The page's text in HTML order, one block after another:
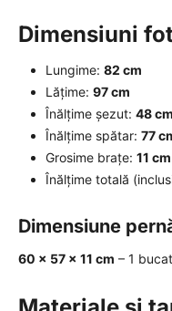
Dimensiuni
Lungime: 82 cm
Lățime: 97 cm
Înălțime șezut: 48 cm
Înălțime spătar: 77
Grosime brațe: 11 cm
Înălțime totală
Dimensiune
60 × 57 × 11 cm – 1